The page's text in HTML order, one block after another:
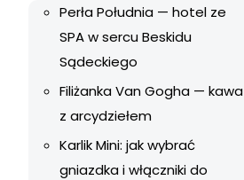
Perła Południa — hotel ze
SPA w sercu Beskidu
Sądeckiego
Filiżanka Van Gogha — kawa
z arcydziełem
Karlik Mini: jak wybrać
gniazdka i włączniki do